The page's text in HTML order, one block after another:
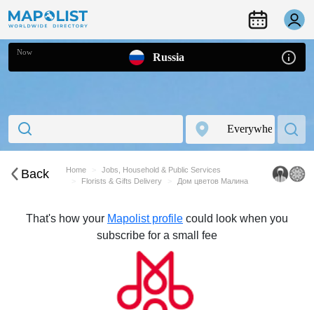
Now Russia
Back Home
Jobs, Household & Public Services
Florists & Gifts Delivery
Дом цветов Малина
That's how your Mapolist profile could look when you
subscribe for a small fee